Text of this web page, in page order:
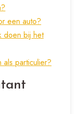
een auto?
doen bij het
als particulier?